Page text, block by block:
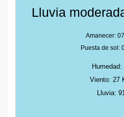
Lluvia
Amanecer:
Puesta de sol:
Humedad:
Viento: 27
Lluvia: